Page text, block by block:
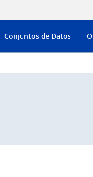
Conjuntos de Datos